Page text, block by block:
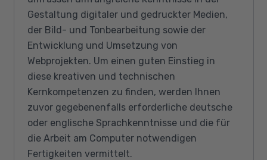
Gestaltung digitaler und gedruckter Medien,
der Bild- und Tonbearbeitung sowie der
Entwicklung und Umsetzung von
Webprojekten. Um einen guten Einstieg in
diese kreativen und technischen
Kernkompetenzen zu finden, werden Ihnen
zuvor gegebenenfalls erforderliche deutsche
oder englische Sprachkenntnisse und die für
die Arbeit am Computer notwendigen
Fertigkeiten vermittelt.